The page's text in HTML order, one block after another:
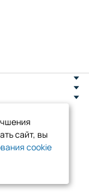
сайт, вы
cookie